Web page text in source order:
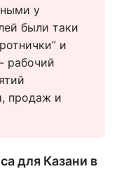
у
были таки
и
рабочий
продаж и
для Казани в